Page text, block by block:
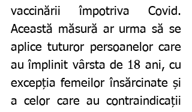
vaccinării împotriva Covid.
Această măsură ar urma să se
aplice tuturor persoanelor care
au împlinit vârsta de 18 ani, cu
excepția femeilor însărcinate și
a celor care au contraindicații